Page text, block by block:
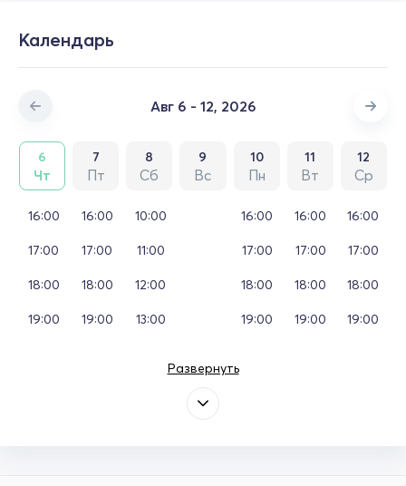
Календарь
Авг 6 - 12, 2026
6
Чт
7
Пт
8
Сб
9
Вс
10
Пн
11
Вт
12
Ср
16:00
17:00
18:00
19:00
16:00
17:00
18:00
19:00
10:00
11:00
12:00
13:00
16:00
17:00
18:00
19:00
16:00
17:00
18:00
19:00
16:00
17:00
18:00
19:00
Развернуть